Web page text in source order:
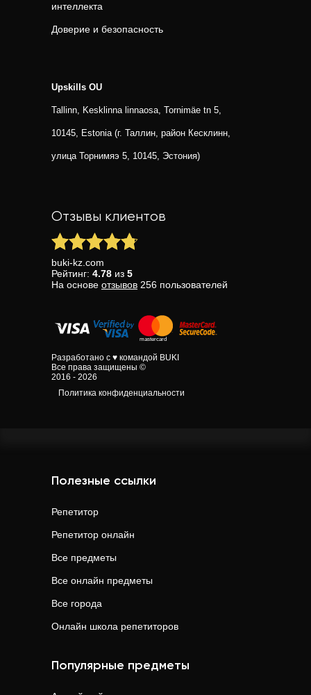
интеллекта
Доверие и безопасность
Upskills OU
Tallinn, Kesklinna linnaosa, Tornimäe tn 5,
10145, Estonia (г. Таллин, район Кесклинн,
улица Торнимяэ 5, 10145, Эстония)
Отзывы клиентов
buki-kz.com
Рейтинг: 4.78 из 5
На основе отзывов 256 пользователей
Разработано с ♥ командой BUKI
Все права защищены ©
2016 - 2026
Политика конфиденциальности
Полезные ссылки
Репетитор
Репетитор онлайн
Все предметы
Все онлайн предметы
Все города
Онлайн школа репетиторов
Популярные предметы